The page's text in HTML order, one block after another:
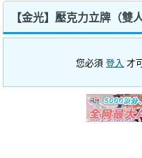
【金光】壓克力立牌（雙
您必須登入 才